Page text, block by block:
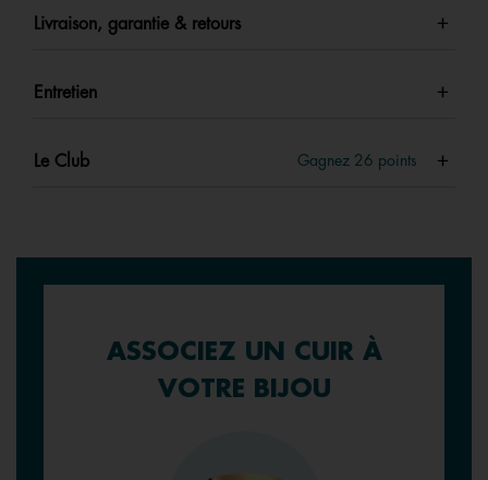
Livraison, garantie & retours
Entretien
Le Club Gagnez 26 points
ASSOCIEZ UN CUIR À
VOTRE BIJOU